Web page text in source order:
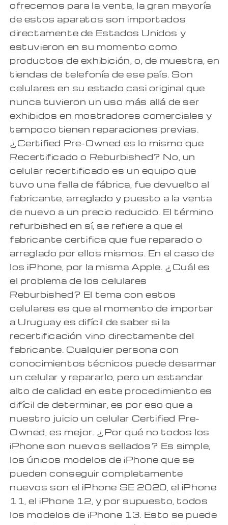
ofrecemos para la venta, la gran mayoría
de estos aparatos son importados
directamente de Estados Unidos y
estuvieron en su momento como
productos de exhibición, o, de muestra, en
tiendas de telefonía de ese país. Son
celulares en su estado casi original que
nunca tuvieron un uso más allá de ser
exhibidos en mostradores comerciales y
tampoco tienen reparaciones previas.
¿Certified Pre-Owned es lo mismo que
Recertificado o Reburbished? No, un
celular recertificado es un equipo que
tuvo una falla de fábrica, fue devuelto al
fabricante, arreglado y puesto a la venta
de nuevo a un precio reducido. El término
refurbished en sí, se refiere a que el
fabricante certifica que fue reparado o
arreglado por ellos mismos. En el caso de
los iPhone, por la misma Apple. ¿Cuál es
el problema de los celulares
Reburbished? El tema con estos
celulares es que al momento de importar
a Uruguay es difícil de saber si la
recertificación vino directamente del
fabricante. Cualquier persona con
conocimientos técnicos puede desarmar
un celular y repararlo, pero un estandar
alto de calidad en este procedimiento es
difícil de determinar, es por eso que a
nuestro juicio un celular Certified Pre-
Owned, es mejor. ¿Por qué no todos los
iPhone son nuevos sellados? Es simple,
los únicos modelos de iPhone que se
pueden conseguir completamente
nuevos son el iPhone SE 2020, el iPhone
11, el iPhone 12, y por supuesto, todos
los modelos de iPhone 13. Esto se puede